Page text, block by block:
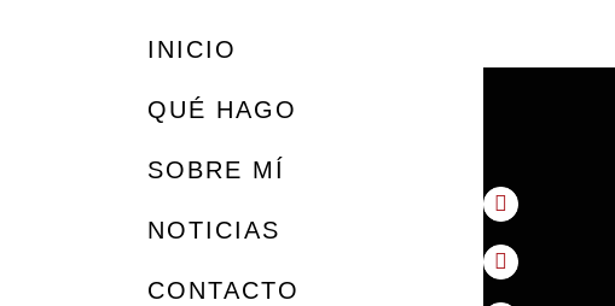
INICIO
QUÉ HAGO
SOBRE MÍ
NOTICIAS
CONTACTO